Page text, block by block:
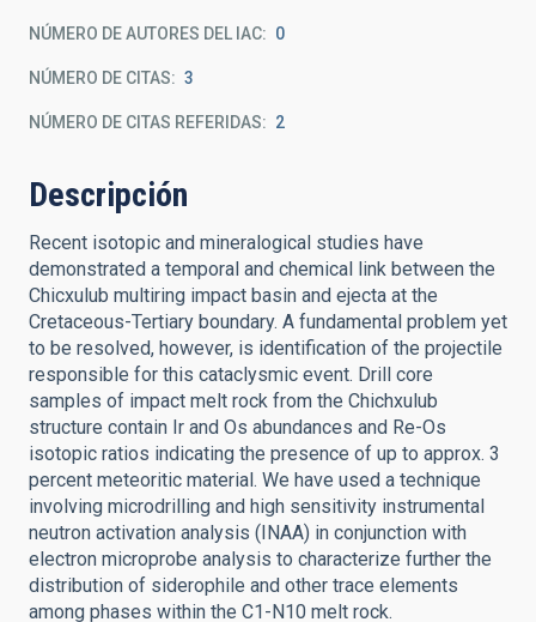
NÚMERO DE AUTORES DEL IAC 0
NÚMERO DE CITAS 3
NÚMERO DE CITAS REFERIDAS 2
Descripción
Recent isotopic and mineralogical studies have
demonstrated a temporal and chemical link between the
Chicxulub multiring impact basin and ejecta at the
Cretaceous-Tertiary boundary. A fundamental problem yet
to be resolved, however, is identification of the projectile
responsible for this cataclysmic event. Drill core
samples of impact melt rock from the Chichxulub
structure contain Ir and Os abundances and Re-Os
isotopic ratios indicating the presence of up to approx. 3
percent meteoritic material. We have used a technique
involving microdrilling and high sensitivity instrumental
neutron activation analysis (INAA) in conjunction with
electron microprobe analysis to characterize further the
distribution of siderophile and other trace elements
among phases within the C1-N10 melt rock.